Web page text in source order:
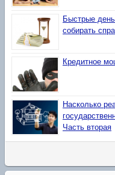
Быстрые
собирать
Кредитное
Насколько
Часть вторая